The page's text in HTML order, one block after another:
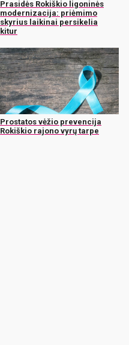
Prasidės Rokiškio ligoninės
modernizacija: priėmimo
skyrius laikinai persikelia
kitur
Prostatos vėžio prevencija
Rokiškio rajono vyrų tarpe